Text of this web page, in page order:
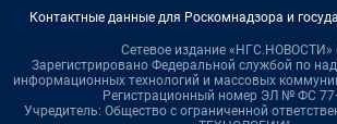
Контактные данные для Роскомнадзора и
Сетевое издание «НГС.НОВОСТИ»
Зарегистрировано Федеральной службой по
информационных технологий и массовых
Регистрационный номер ЭЛ № ФС
Учредитель: Общество с ограниченной